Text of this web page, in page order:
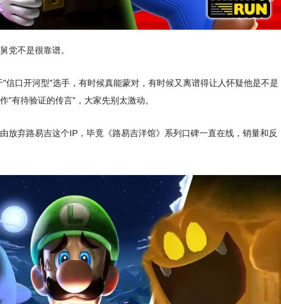
党不是很靠谱。
信口开河型”选手，有时候真能蒙对，有时候又离谱得让人怀疑他是不是
有待验证的传言”，大家先别太激动。
放弃路易吉这个IP，毕竟《路易吉洋馆》系列口碑一直在线，销量和反